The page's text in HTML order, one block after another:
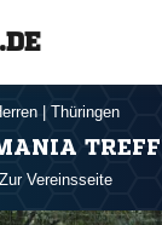
Thüringen
Zur Vereinsseite